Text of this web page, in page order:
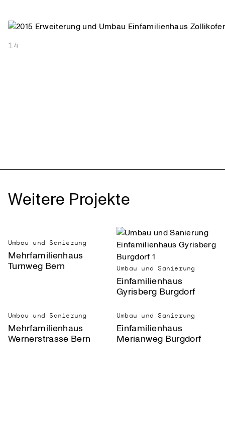
14
Weitere Projekte
Umbau und Sanierung
Mehrfamilienhaus
Turnweg Bern
Umbau und Sanierung
Einfamilienhaus
Gyrisberg Burgdorf
Umbau und Sanierung
Mehrfamilienhaus
Wernerstrasse Bern
Umbau und Sanierung
Einfamilienhaus
Merianweg Burgdorf